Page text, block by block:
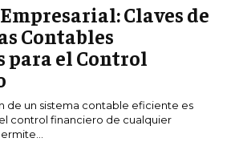
Claves de
Contables
para el Control
de un sistema contable eficiente es
control financiero de cualquier